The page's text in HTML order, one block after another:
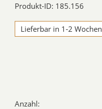
Produkt-ID: 185.156
Lieferbar in 1-2 Wochen
Anzahl: